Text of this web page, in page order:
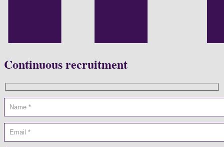
Continuous recruitment